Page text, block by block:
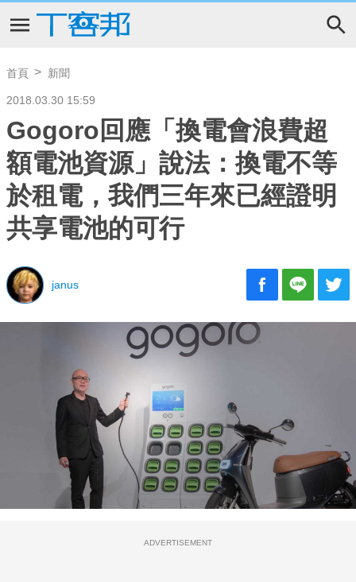
首頁 新聞
2018.03.30 15:59
Gogoro回應「換電會浪費超
額電池資源」說法：換電不等
於租電，我們三年來已經證明
共享電池的可行
janus
ADVERTISEMENT